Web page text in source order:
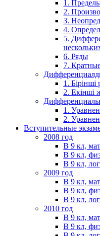
1.
2.
3.
4.
5.
6. Ряды
7.
1. Бірінші
2. Екінші
1.
2.
Вступительные
2008 год
В 9 кл,
В 9 кл,
В 9 кл,
2009 год
В 9 кл,
В 9 кл,
В 9 кл,
2010 год
В 9 кл,
В 9 кл,